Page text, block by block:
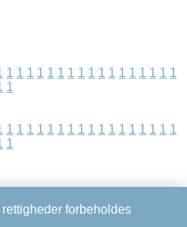
1 1 1 1 1 1 1 1 1 1 1 1 1 1 1 1 1
1
1 1 1 1 1 1 1 1 1 1 1 1 1 1 1 1 1
1
rettigheder forbeholdes